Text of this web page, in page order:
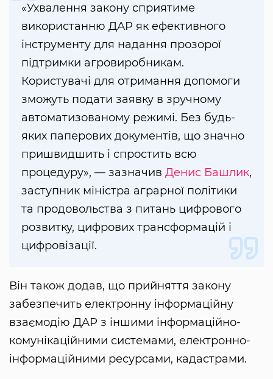
«Ухвалення закону сприятиме
використанню ДАР як ефективного
інструменту для надання прозорої
підтримки агровиробникам.
Користувачі для отримання допомоги
зможуть подати заявку в зручному
автоматизованому режимі. Без будь-
яких паперових документів, що значно
пришвидшить і спростить всю
процедуру», — зазначив Денис Башлик,
заступник міністра аграрної політики
та продовольства з питань цифрового
розвитку, цифрових трансформацій і
цифровізації.
Він також додав, що прийняття закону
забезпечить електронну інформаційну
взаємодію ДАР з іншими інформаційно-
комунікаційними системами, електронно-
інформаційними ресурсами, кадастрами.